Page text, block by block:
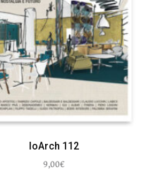
IoArch 112
9,00€